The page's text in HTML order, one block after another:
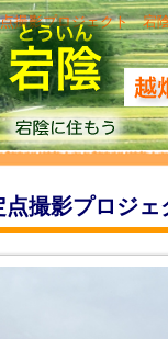
撮影プロジェクト 宕
点撮影プロジ